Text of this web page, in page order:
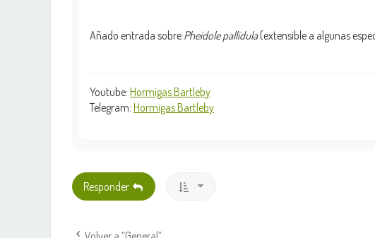
Añado entrada sobre Pheidole pallidula(extensible a algunas
Youtube: Hormigas Bartleby
Telegram: Hormigas Bartleby
Responder